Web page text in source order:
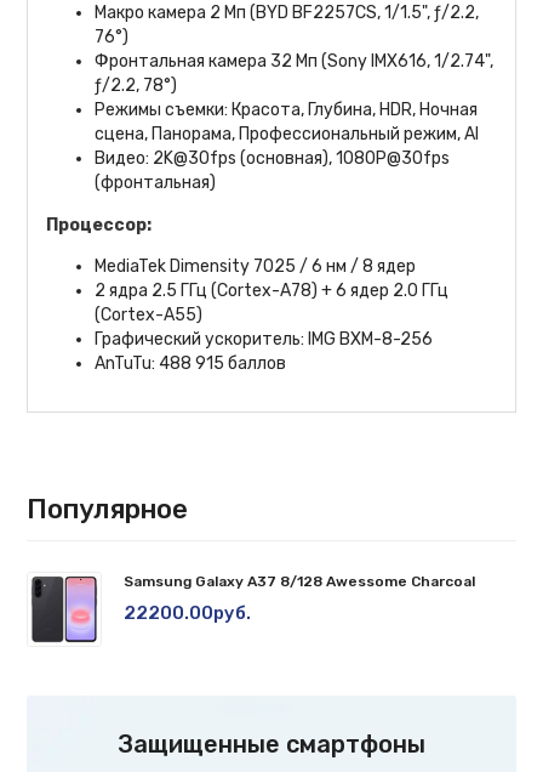
Макро камера 2 Мп (BYD BF2257CS, 1/1.5", ƒ/2.2,
76°)
Фронтальная камера 32 Мп (Sony IMX616, 1/2.74",
ƒ/2.2, 78°)
Режимы съемки: Красота, Глубина, HDR, Ночная
сцена, Панорама, Профессиональный режим, AI
Видео: 2K@30fps (основная), 1080P@30fps
(фронтальная)
Процессор:
MediaTek Dimensity 7025 / 6 нм / 8 ядер
2 ядра 2.5 ГГц (Cortex-A78) + 6 ядер 2.0 ГГц
(Cortex-A55)
Графический ускоритель: IMG BXM-8-256
AnTuTu: 488 915 баллов
Популярное
Samsung Galaxy A37 8/128 Awessome Charcoal
22200.00руб.
Защищенные смартфоны